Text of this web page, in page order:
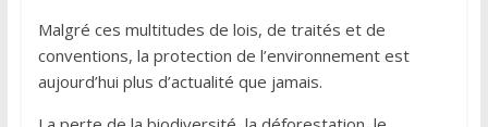
Malgré ces multitudes de lois, de traités et de
conventions, la protection de l’environnement est
aujourd’hui plus d’actualité que jamais.